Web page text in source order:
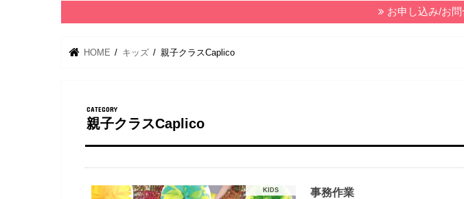
お申し込み/お
HOME キッズ 親子クラスCaplico
親子クラスCaplico
KIDS 事務作業